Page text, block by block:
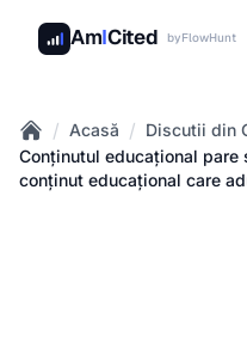
AmICited byFlowHunt
Home
/ Acasă / Discutii din
Conținutul educațional pare
conținut educațional care